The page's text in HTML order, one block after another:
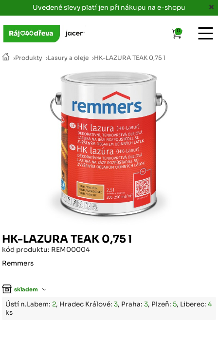
Uvedené slevy platí jen při nákupu na e-shopu
›Produkty ›Lasury a oleje ›HK-LAZURA TEAK 0,75 l
HK-LAZURA TEAK 0,75 l
kód produktu: REM00004
Remmers
skladem
Ústí n.Labem: 2, Hradec Králové:3, Praha:3, Plzeň:5, Liberec:4
ks
0